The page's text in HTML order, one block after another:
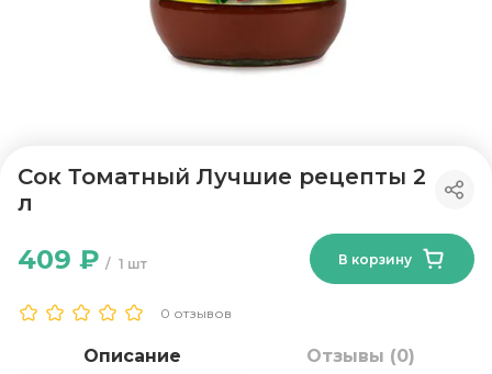
Сок Томатный Лучшие рецепты 2
л
0 отзывов
1 шт
409 ₽ В корзину
Описание Отзывы (0)